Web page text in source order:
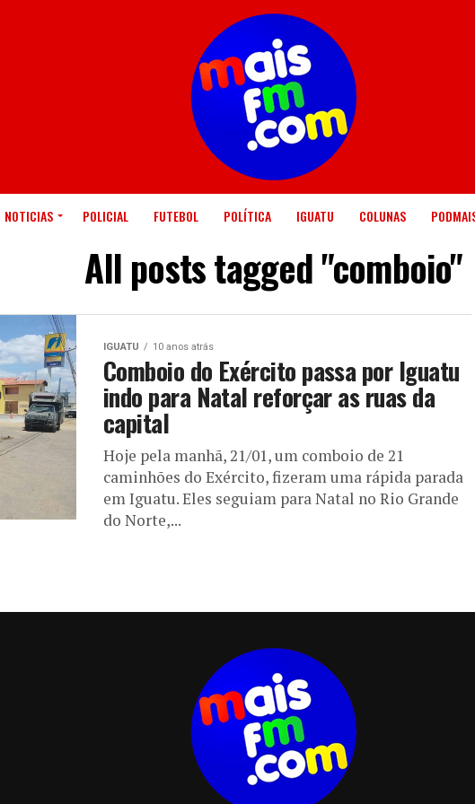
NOTICIAS POLICIAL FUTEBOL POLÍTICA IGUATU COLUNAS
All posts tagged "comboio"
IGUATU 10 anos atrás
Comboio do Exército passa por Iguatu
indo para Natal reforçar as ruas da
capital
Hoje pela manhã, 21/01, um comboio de 21
caminhões do Exército, fizeram uma rápida parada
em Iguatu. Eles seguiam para Natal no Rio Grande
do Norte,...